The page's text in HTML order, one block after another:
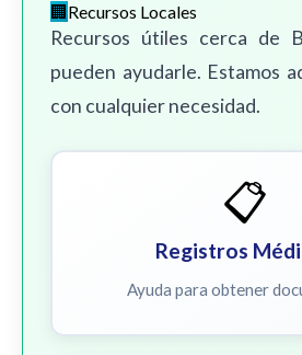
Recursos Locales
Recursos útiles cerca de
pueden ayudarle. Estamos
con cualquier necesidad.
📋
Registros
Ayuda para obtener